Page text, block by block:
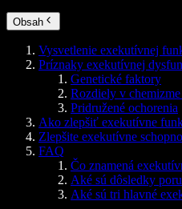
Obsah
Vysvetlenie exekutívnej
Príznaky exekutívnej
Genetické faktory
Rozdiely v
Pridružené ochorenia
Ako zlepšiť exekutívne
Zlepšite exekutívne
FAQ
Čo znamená
Aké sú dôsledky
Aké sú tri hlavné